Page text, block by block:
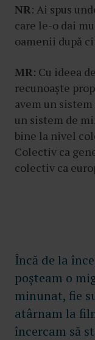
NR: Ai spus
care le-o dai
oamenii după
MR: Cu ideea
recunoaște
avem un
un sistem de
bine la nivel
Colectiv ca
colectiv ca
Încă de la
poșteam o
minunat, fie
atârnam la
încercam să